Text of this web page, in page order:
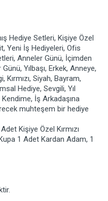
Hediye Setleri, Kişiye Özel
Yeni İş Hediyeleri, Ofis
Anneler Günü, İçimden
Yılbaşı, Erkek, Anneye,
Siyah, Bayram,
Hediye, Sevgili, Yıl
İş Arkadaşına
muhteşem bir hediye
Kişiye Özel Kırmızı
1 Adet Kardan Adam, 1